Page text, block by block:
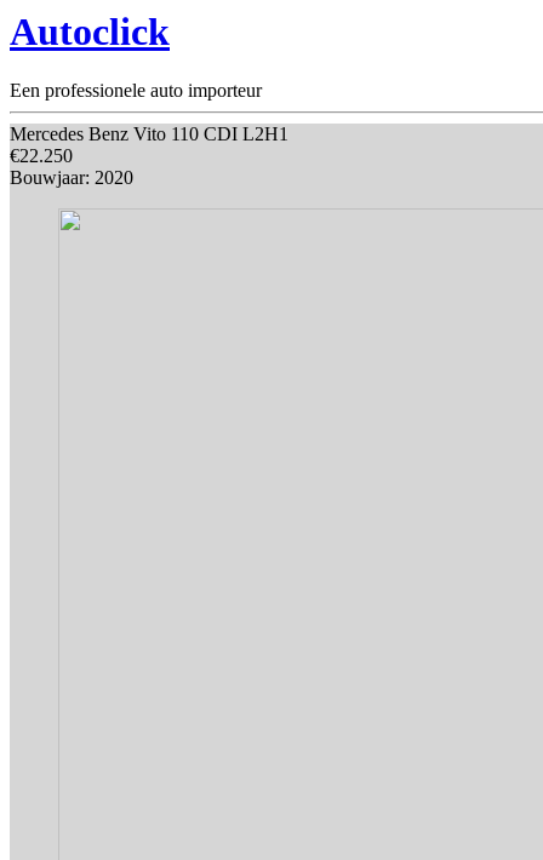
Autoclick
Een professionele auto importeur
Mercedes Benz Vito 110 CDI L2H1
€22.250
Bouwjaar: 2020